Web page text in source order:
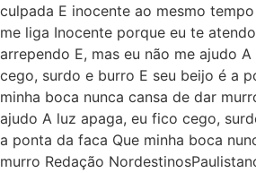
culpada E inocente ao mesmo
me liga Inocente porque eu te
arrependo E, mas eu não me ajudo
cego, surdo e burro E seu beijo é a
minha boca nunca cansa de dar
ajudo A luz apaga, eu fico cego,
a ponta da faca Que minha boca
murro Redação